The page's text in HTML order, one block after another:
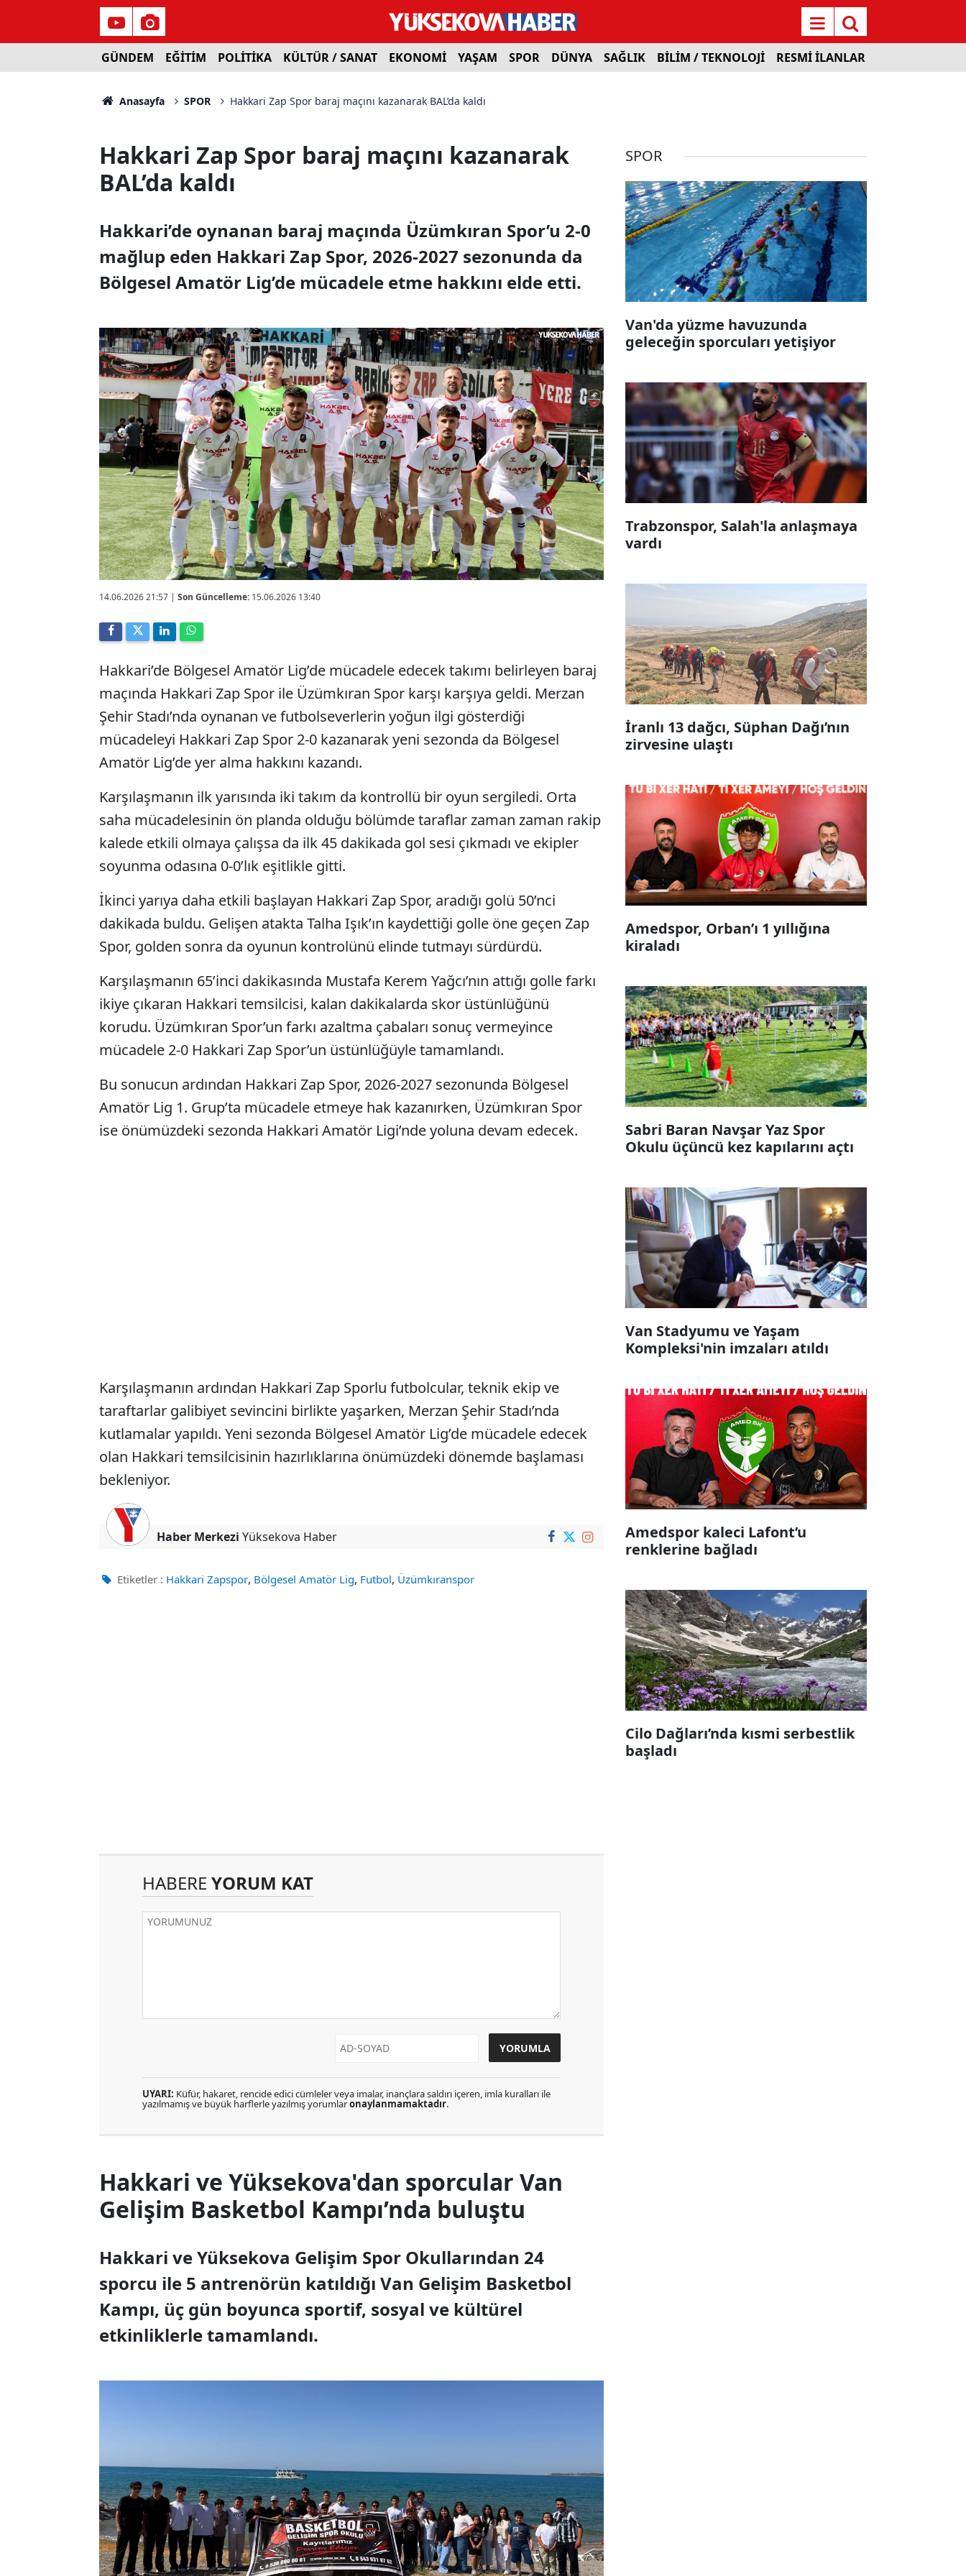
GÜNDEM EĞİTİM POLİTİKA KÜLTÜR / SANAT EKONOMİ YAŞAM SPOR DÜNYA SAĞLIK BİLİM / TEKNOLOJİ RESMİ İLANLAR
Anasayfa SPOR Hakkari Zap Spor baraj maçını kazanarak BAL’da kaldı
Hakkari Zap Spor baraj maçını kazanarak
BAL’da kaldı
Hakkari’de oynanan baraj maçında Üzümkıran Spor’u 2-0
mağlup eden Hakkari Zap Spor, 2026-2027 sezonunda da
Bölgesel Amatör Lig’de mücadele etme hakkını elde etti.
14.06.2026 21:57 | Son Güncelleme: 15.06.2026 13:40
Hakkari’de Bölgesel Amatör Lig’de mücadele edecek takımı belirleyen baraj
maçında Hakkari Zap Spor ile Üzümkıran Spor karşı karşıya geldi. Merzan
Şehir Stadı’nda oynanan ve futbolseverlerin yoğun ilgi gösterdiği
mücadeleyi Hakkari Zap Spor 2-0 kazanarak yeni sezonda da Bölgesel
Amatör Lig’de yer alma hakkını kazandı.
Karşılaşmanın ilk yarısında iki takım da kontrollü bir oyun sergiledi. Orta
saha mücadelesinin ön planda olduğu bölümde taraflar zaman zaman rakip
kalede etkili olmaya çalışsa da ilk 45 dakikada gol sesi çıkmadı ve ekipler
soyunma odasına 0-0’lık eşitlikle gitti.
İkinci yarıya daha etkili başlayan Hakkari Zap Spor, aradığı golü 50’nci
dakikada buldu. Gelişen atakta Talha Işık’ın kaydettiği golle öne geçen Zap
Spor, golden sonra da oyunun kontrolünü elinde tutmayı sürdürdü.
Karşılaşmanın 65’inci dakikasında Mustafa Kerem Yağcı’nın attığı golle farkı
ikiye çıkaran Hakkari temsilcisi, kalan dakikalarda skor üstünlüğünü
korudu. Üzümkıran Spor’un farkı azaltma çabaları sonuç vermeyince
mücadele 2-0 Hakkari Zap Spor’un üstünlüğüyle tamamlandı.
Bu sonucun ardından Hakkari Zap Spor, 2026-2027 sezonunda Bölgesel
Amatör Lig 1. Grup’ta mücadele etmeye hak kazanırken, Üzümkıran Spor
ise önümüzdeki sezonda Hakkari Amatör Ligi’nde yoluna devam edecek.
Karşılaşmanın ardından Hakkari Zap Sporlu futbolcular, teknik ekip ve
taraftarlar galibiyet sevincini birlikte yaşarken, Merzan Şehir Stadı’nda
kutlamalar yapıldı. Yeni sezonda Bölgesel Amatör Lig’de mücadele edecek
olan Hakkari temsilcisinin hazırlıklarına önümüzdeki dönemde başlaması
bekleniyor.
Haber Merkezi Yüksekova Haber
Etiketler : Hakkari Zapspor, Bölgesel Amatör Lig, Futbol, Üzümkıranspor
HABERE YORUM KAT
UYARI: Küfür, hakaret, rencide edici cümleler veya imalar, inançlara saldırı içeren, imla kuralları ile
yazılmamış ve büyük harflerle yazılmış yorumlaronaylanmamaktadır.
Hakkari ve Yüksekova'dan sporcular Van
Gelişim Basketbol Kampı’nda buluştu
Hakkari ve Yüksekova Gelişim Spor Okullarından 24
sporcu ile 5 antrenörün katıldığı Van Gelişim Basketbol
Kampı, üç gün boyunca sportif, sosyal ve kültürel
etkinliklerle tamamlandı.
SPOR
Van'da yüzme havuzunda
geleceğin sporcuları yetişiyor
Trabzonspor, Salah'la anlaşmaya
vardı
İranlı 13 dağcı, Süphan Dağı’nın
zirvesine ulaştı
Amedspor, Orban’ı 1 yıllığına
kiraladı
Sabri Baran Navşar Yaz Spor
Okulu üçüncü kez kapılarını açtı
Van Stadyumu ve Yaşam
Kompleksi'nin imzaları atıldı
Amedspor kaleci Lafont’u
renklerine bağladı
Cilo Dağları’nda kısmi serbestlik
başladı